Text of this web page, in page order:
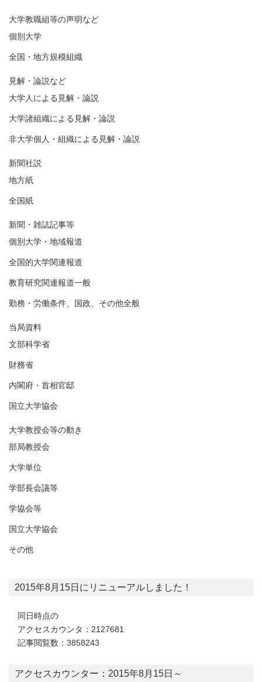
大学教職組等の声明など
個別大学
全国・地方規模組織
見解・論説など
大学人による見解・論説
大学諸組織による見解・論説
非大学個人・組織による見解・論説
新聞社説
地方紙
全国紙
新聞・雑誌記事等
個別大学・地域報道
全国的大学関連報道
教育研究関連報道一般
勤務・労働条件、国政、その他全般
当局資料
文部科学省
財務省
内閣府・首相官邸
国立大学協会
大学教授会等の動き
部局教授会
大学単位
学部長会議等
学協会等
国立大学協会
その他
2015年8月15日にリニューアルしました！
同日時点の
アクセスカウンタ：2127681
記事閲覧数：3858243
アクセスカウンター：2015年8月15日～